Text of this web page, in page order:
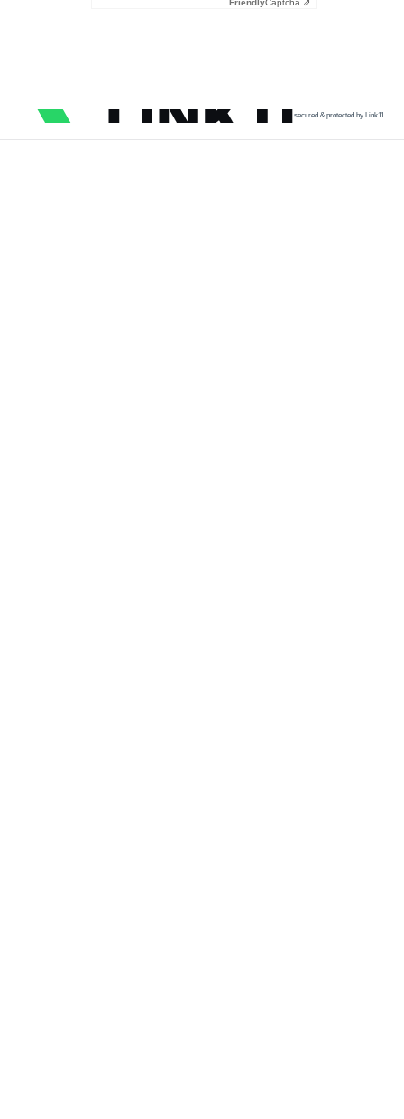
secured & protected by Link11